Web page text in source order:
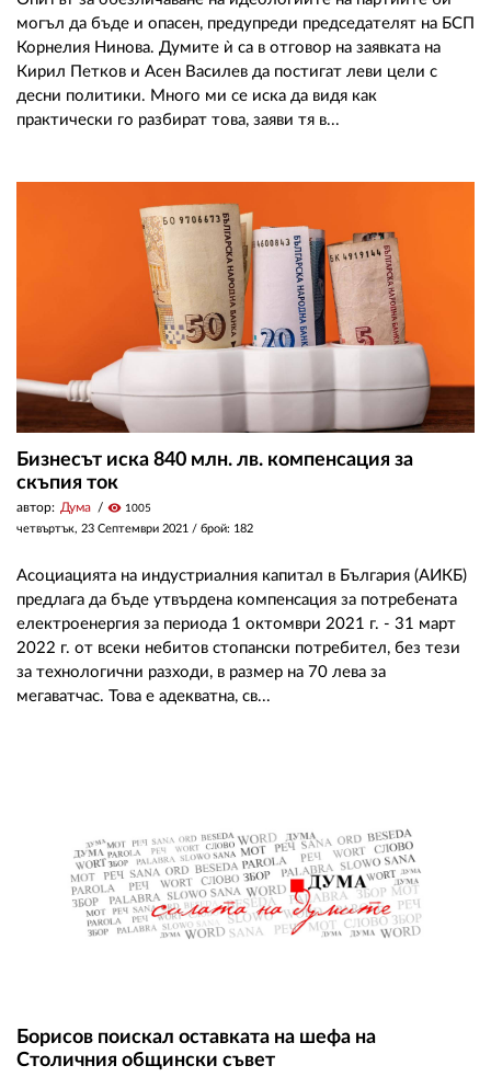
могъл да бъде и опасен, предупреди председателят на БСП
Корнелия Нинова. Думите ѝ са в отговор на заявката на
Кирил Петков и Асен Василев да постигат леви цели с
десни политики. Много ми се иска да видя как
практически го разбират това, заяви тя в...
Бизнесът иска 840 млн. лв. компенсация за
скъпия ток
автор: Дума visibility 1005
четвъртък, 23 Септември 2021 / брой: 182
Асоциацията на индустриалния капитал в България (АИКБ)
предлага да бъде утвърдена компенсация за потребената
електроенергия за периода 1 октомври 2021 г. - 31 март
2022 г. от всеки небитов стопански потребител, без тези
за технологични разходи, в размер на 70 лева за
мегаватчас. Това е адекватна, св...
Борисов поискал оставката на шефа на
Столичния общински съвет